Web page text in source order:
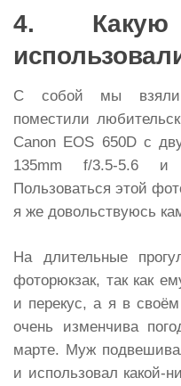
4. Какую
С собой мы взяли
поместили
Canon EOS 650D с
135mm f/3.5-5.6 и
Пользоваться этой
я же довольствуюсь
На длительные
фоторюкзак, так как
и перекус, а я в
очень изменчива
марте. Муж
и использовал какой-